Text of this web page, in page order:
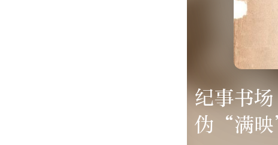
纪事书
伪“满映